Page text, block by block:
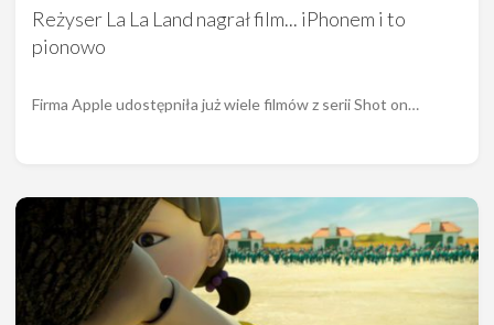
Reżyser La La Land nagrał film... iPhonem i to
pionowo
Firma Apple udostępniła już wiele filmów z serii Shot on…